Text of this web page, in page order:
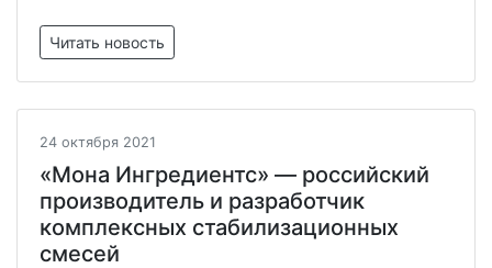
Читать новость
24 октября 2021
«Мона Ингредиентс» — российский
производитель и разработчик
комплексных стабилизационных
смесей